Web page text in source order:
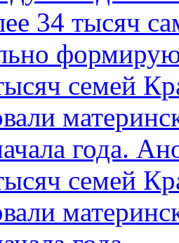
34 тысяч
семей
года.
семей